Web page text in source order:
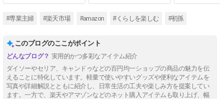
#専業主婦 #楽天市場 #amazon #くらしを楽しむ #初孫
このブログのここがポイント
実用的かつ多彩なアイテム紹介
ダイソーやセリア、キャンドゥなどの百円均一ショップの商品の魅力を伝
えることに特化しています。軽量で使いやすいグッズや便利なアイテムを
写真や詳細解説とともに紹介し、日常生活の工夫や楽しみ方を提案してい
ます。一方で、楽天やアマゾンなどのネット購入アイテムも取り上げ、幅